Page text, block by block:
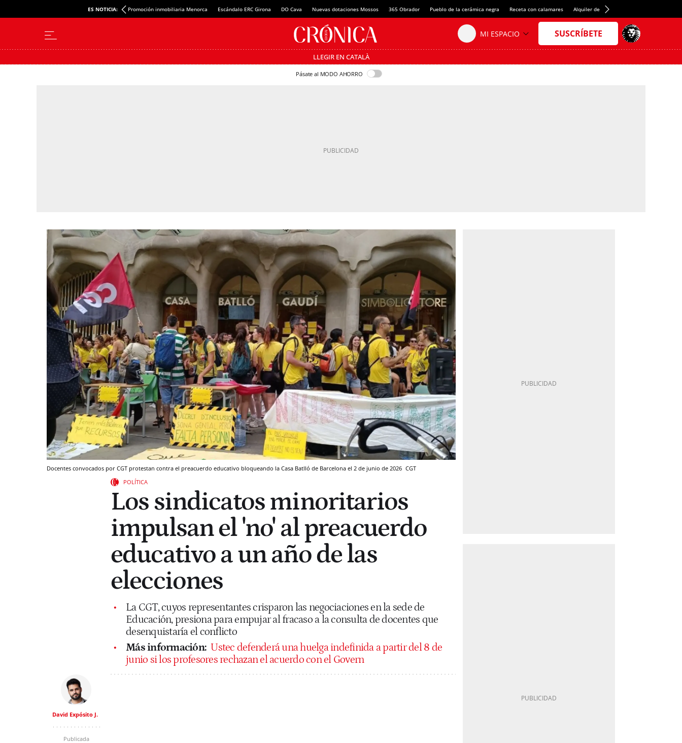
ES NOTICIA: Promoción inmobiliaria Menorca Escándalo ERC Girona DO Cava Nuevas dotaciones Mossos 365 Obrador Pueblo de la cerámica negra Receta con calamares Alquiler de habitaciones en España
LLEGIR EN CATALÀ
Pásate al MODO AHORRO
Docentes convocados por CGT protestan contra el preacuerdo educativo bloqueando la Casa Batlló de Barcelona el 2 de junio de 2026 CGT
POLÍTICA
Los sindicatos minoritarios
impulsan el 'no' al preacuerdo
educativo a un año de las
elecciones
La CGT, cuyos representantes crisparon las negociaciones en la sede de
Educación, presiona para empujar al fracaso a la consulta de docentes que
desenquistaría el conflicto
Más información: Ustec defenderá una huelga indefinida a partir del 8 de
junio si los profesores rechazan el acuerdo con el Govern
David Expósito J.
Publicada